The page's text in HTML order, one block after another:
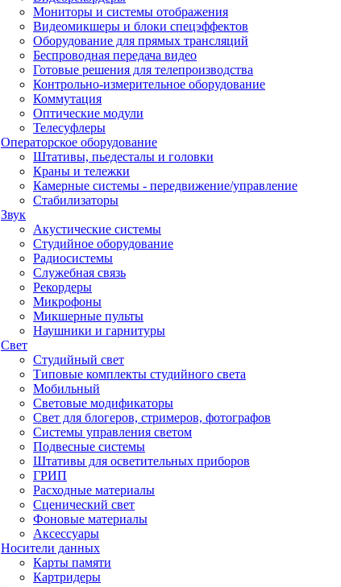
Мониторы и системы отображения
Видеомикшеры и блоки спецэффектов
Оборудование для прямых трансляций
Беспроводная передача видео
Готовые решения для телепроизводства
Контрольно-измерительное оборудование
Коммутация
Оптические модули
Телесуфлеры
Операторское оборудование
Штативы, пьедесталы и головки
Краны и тележки
Камерные системы - передвижение/управление
Стабилизаторы
Звук
Акустические системы
Студийное оборудование
Радиосистемы
Служебная связь
Рекордеры
Микрофоны
Микшерные пульты
Наушники и гарнитуры
Свет
Студийный свет
Типовые комплекты студийного света
Мобильный
Световые модификаторы
Свет для блогеров, стримеров, фотографов
Системы управления светом
Подвесные системы
Штативы для осветительных приборов
ГРИП
Расходные материалы
Сценический свет
Фоновые материалы
Аксессуары
Носители данных
Карты памяти
Картридеры